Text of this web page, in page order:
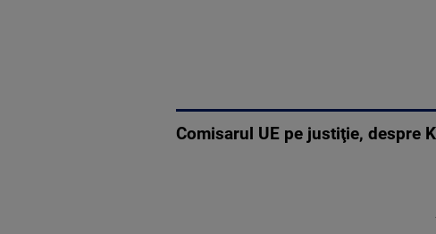
Comisarul UE pe justiţie, despre